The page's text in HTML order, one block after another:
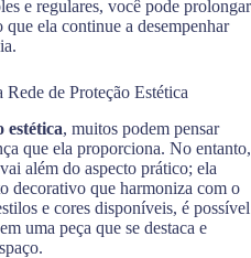
e regulares, você pode prolongar
ela continue a desempenhar
de Proteção Estética
estética, muitos podem pensar
que ela proporciona. No entanto,
além do aspecto prático; ela
decorativo que harmoniza com o
e cores disponíveis, é possível
uma peça que se destaca e